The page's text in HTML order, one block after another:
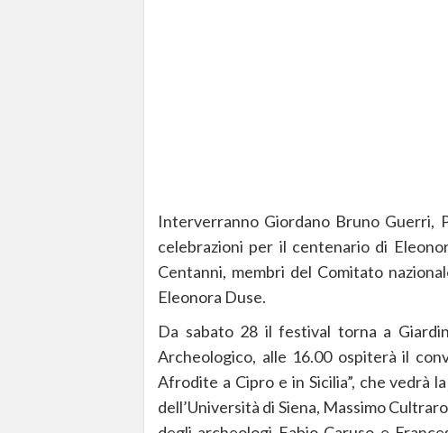
Interverranno Giordano Bruno Guerri,
celebrazioni per il centenario di
Centanni, membri del Comitato
Eleonora Duse.
Da sabato 28 il festival torna a
Archeologico, alle 16.00 ospiterà il
Afrodite a Cipro e in Sicilia”, che vedrà
dell’Università di Siena, Massimo